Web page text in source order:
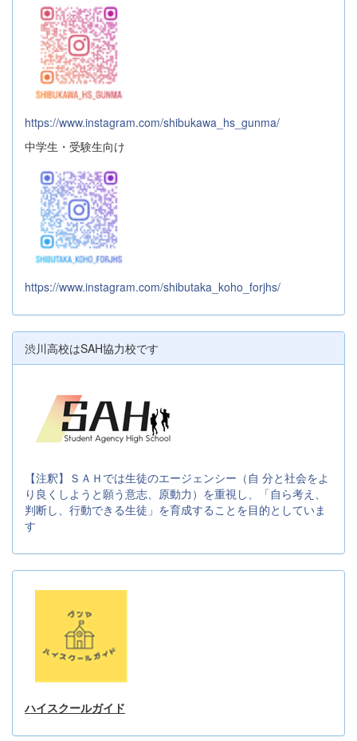
https://www.instagram.com/shibukawa_hs_gunma/
中学生・受験生向け
https://www.instagram.com/shibutaka_koho_forjhs/
渋川高校はSAH協力校です
【注釈】ＳＡＨでは生徒のエージェンシー（自 分と社会をよ
り良くしようと願う意志、原動力）を重視し、「自ら考え、
判断し、行動できる生徒」を育成することを目的としていま
す
ハイスクールガイド